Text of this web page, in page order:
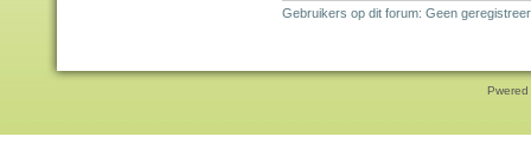
Gebruikers op dit forum: Geen